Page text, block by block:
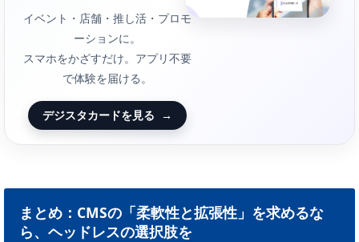
イベント・店舗・推し活・プロモ
ーションに。
スマホをかざすだけ。アプリ不要
で体験を届ける。
デジスタカードを見る →
まとめ：CMSの「柔軟性と拡張性」を求めるな
ら、ヘッドレスの選択肢を